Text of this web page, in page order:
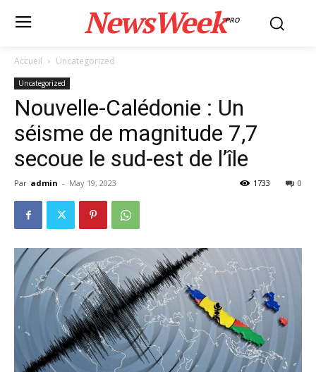
NewsWeekPRO
Accueil Uncategorized
Uncategorized
Nouvelle-Calédonie : Un
séisme de magnitude 7,7
secoue le sud-est de l’île
Par admin - May 19, 2023 0
1733